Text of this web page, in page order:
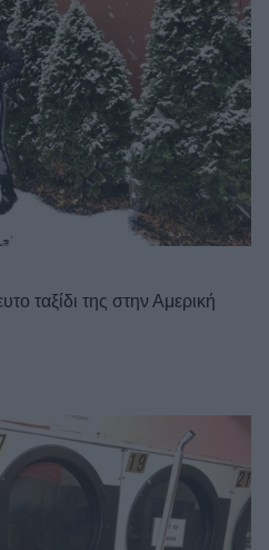
ταξίδι της στην Αμερική